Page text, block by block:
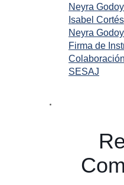
Neyra
Isabel Cortés
Neyra
Firma de
SESAJ